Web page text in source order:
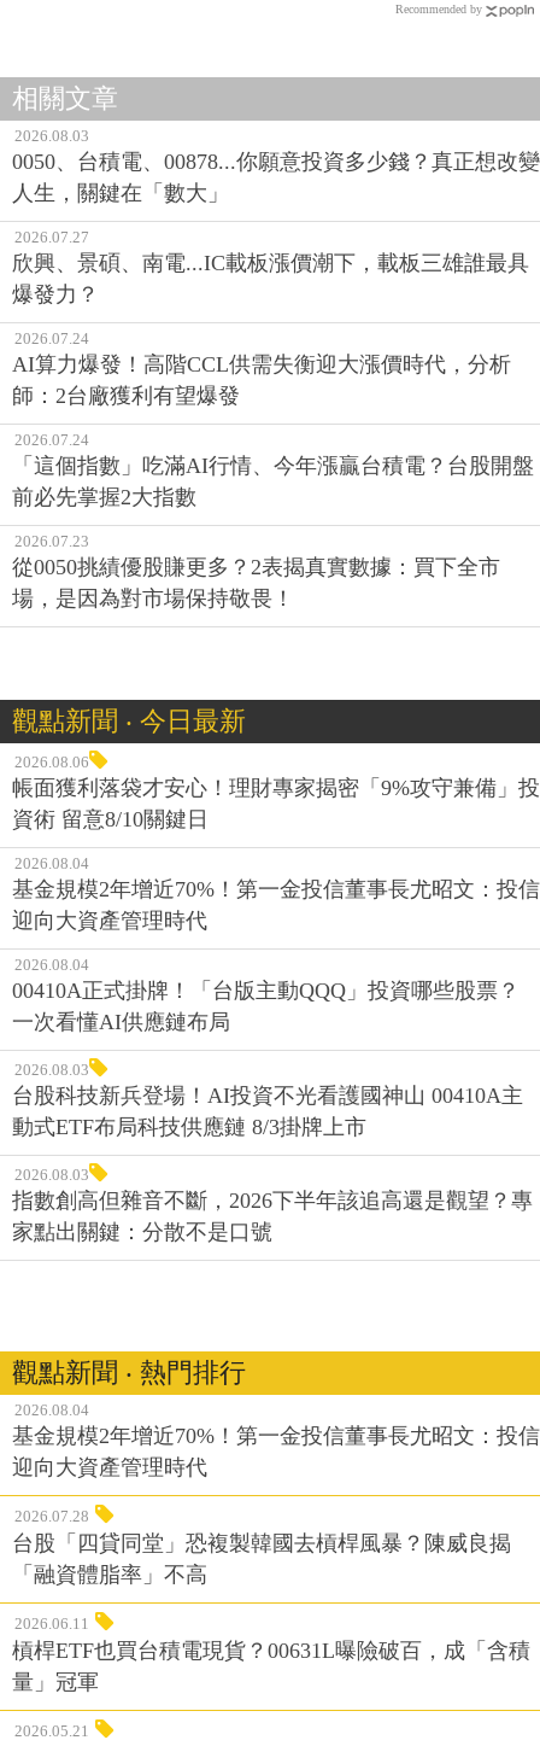
Recommended by
相關文章
2026.08.03
0050、台積電、00878...你願意投資多少錢？真正想改變
人生，關鍵在「數大」
2026.07.27
欣興、景碩、南電...IC載板漲價潮下，載板三雄誰最具
爆發力？
2026.07.24
AI算力爆發！高階CCL供需失衡迎大漲價時代，分析
師：2台廠獲利有望爆發
2026.07.24
「這個指數」吃滿AI行情、今年漲贏台積電？台股開盤
前必先掌握2大指數
2026.07.23
從0050挑績優股賺更多？2表揭真實數據：買下全市
場，是因為對市場保持敬畏！
觀點新聞 ‧ 今日最新
2026.08.06
帳面獲利落袋才安心！理財專家揭密「9%攻守兼備」投
資術 留意8/10關鍵日
2026.08.04
基金規模2年增近70%！第一金投信董事長尤昭文：投信
迎向大資產管理時代
2026.08.04
00410A正式掛牌！「台版主動QQQ」投資哪些股票？
一次看懂AI供應鏈布局
2026.08.03
台股科技新兵登場！AI投資不光看護國神山 00410A主
動式ETF布局科技供應鏈 8/3掛牌上市
2026.08.03
指數創高但雜音不斷，2026下半年該追高還是觀望？專
家點出關鍵：分散不是口號
觀點新聞 ‧ 熱門排行
2026.08.04
基金規模2年增近70%！第一金投信董事長尤昭文：投信
迎向大資產管理時代
2026.07.28
台股「四貸同堂」恐複製韓國去槓桿風暴？陳威良揭
「融資體脂率」不高
2026.06.11
槓桿ETF也買台積電現貨？00631L曝險破百，成「含積
量」冠軍
2026.05.21